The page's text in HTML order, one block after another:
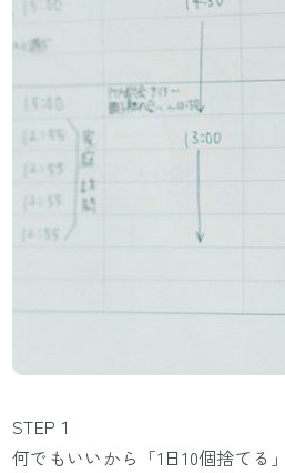
STEP１
何でもいいから「1日10個捨て